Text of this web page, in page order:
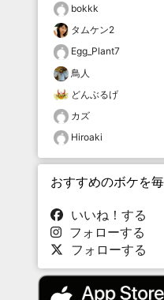
bokkk
タムケン2
Egg_Plant7
鳥人
どんぶるげ
カズ
Hiroaki
おすすめのボケを
いいね！する
フォローする
フォローする